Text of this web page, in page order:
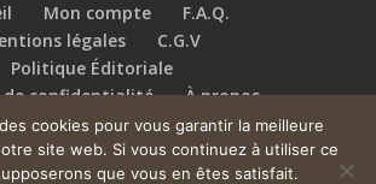
Mon compte
F.A.Q.
légales
C.G.V
Politique Éditoriale
confidentialité
À propos
Contact
cookies pour vous garantir la meilleure
site web. Si vous continuez à utiliser ce
que vous en êtes satisfait.